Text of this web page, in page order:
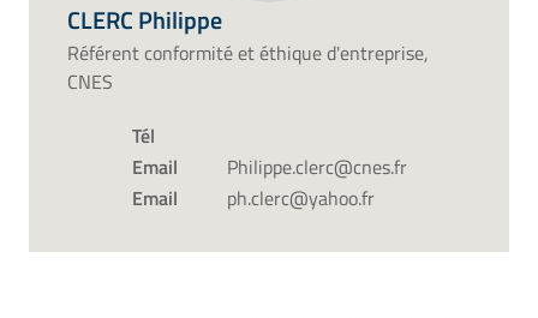
CLERC Philippe
Référent conformité et éthique d'entreprise,
CNES
Tél
Email
Philippe.clerc@cnes.fr
Email
ph.clerc@yahoo.fr